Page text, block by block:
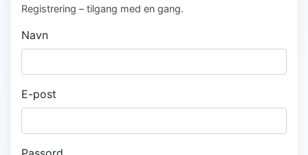
Registrering – tilgang med en gang.
Navn
E-post